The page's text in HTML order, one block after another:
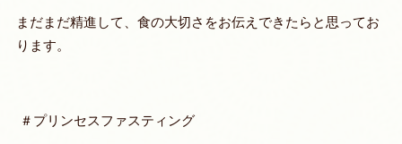
まだまだ精進して、食の大切さをお伝えできたらと思ってお
ります。
＃プリンセスファスティング